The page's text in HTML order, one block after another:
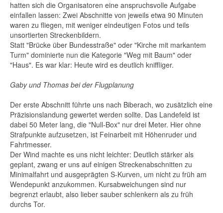
hatten sich die Organisatoren eine anspruchsvolle Aufgabe
einfallen lassen: Zwei Abschnitte von jeweils etwa 90 Minuten
waren zu fliegen, mit weniger eindeutigen Fotos und teils
unsortierten Streckenbildern.
Statt "Brücke über Bundesstraße" oder "Kirche mit markantem
Turm" dominierte nun die Kategorie "Weg mit Baum" oder
"Haus". Es war klar: Heute wird es deutlich kniffliger.
Gaby und Thomas bei der Flugplanung
Der erste Abschnitt führte uns nach Biberach, wo zusätzlich eine
Präzisionslandung gewertet werden sollte. Das Landefeld ist
dabei 50 Meter lang, die "Null-Box" nur drei Meter. Hier ohne
Strafpunkte aufzusetzen, ist Feinarbeit mit Höhenruder und
Fahrtmesser.
Der Wind machte es uns nicht leichter: Deutlich stärker als
geplant, zwang er uns auf einigen Streckenabschnitten zu
Minimalfahrt und ausgeprägten S-Kurven, um nicht zu früh am
Wendepunkt anzukommen. Kursabweichungen sind nur
begrenzt erlaubt, also lieber sauber schlenkern als zu früh
durchs Tor.